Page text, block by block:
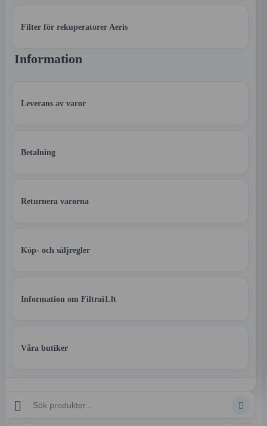
Filter för rekuperatorer Aeris
Information
Leverans av varor
Betalning
Returnera varorna
Köp- och säljregler
Information om Filtrai1.lt
Våra butiker
 